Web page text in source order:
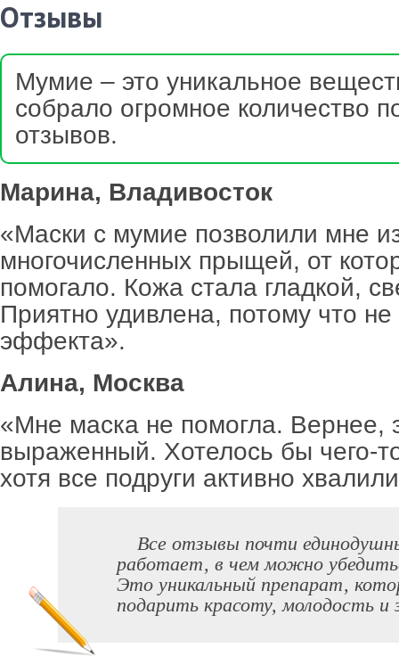
Отзывы
Мумие – это уникальное
собрало огромное количество
отзывов.
Марина, Владивосток
«Маски с мумие позволили мне
многочисленных прыщей, от
помогало. Кожа стала гладкой,
Приятно удивлена, потому что
эффекта».
Алина, Москва
«Мне маска не помогла. Вернее,
выраженный. Хотелось бы чего-
хотя все подруги активно
Все отзывы почти
работает, в чем можно
Это уникальный препарат,
подарить красоту, молодость и